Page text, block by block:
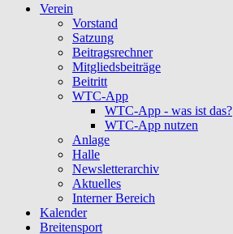
Verein
Vorstand
Satzung
Beitragsrechner
Mitgliedsbeiträge
Beitritt
WTC-App
WTC-App - was ist das?
WTC-App nutzen
Anlage
Halle
Newsletterarchiv
Aktuelles
Interner Bereich
Kalender
Breitensport